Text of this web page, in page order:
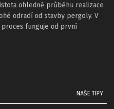
ohledně průběhu realizace
odradí od stavby pergoly. V
funguje od první
NAŠE TIPY